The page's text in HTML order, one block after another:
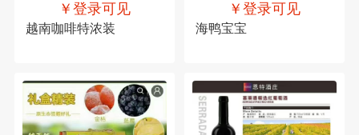
￥登录可见
越南咖啡特浓装
￥登录可见
海鸭宝宝